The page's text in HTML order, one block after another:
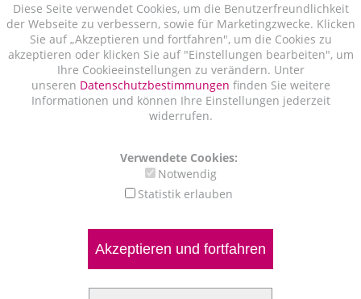
Diese Seite verwendet Cookies, um die Benutzerfreundlichkeit
der Webseite zu verbessern, sowie für Marketingzwecke. Klicken
Sie auf „Akzeptieren und fortfahren", um die Cookies zu
akzeptieren oder klicken Sie auf "Einstellungen bearbeiten", um
Ihre Cookieeinstellungen zu verändern. Unter
unseren Datenschutzbestimmungen finden Sie weitere
Informationen und können Ihre Einstellungen jederzeit
widerrufen.
Verwendete Cookies:
Notwendig
Statistik erlauben
Akzeptieren und fortfahren